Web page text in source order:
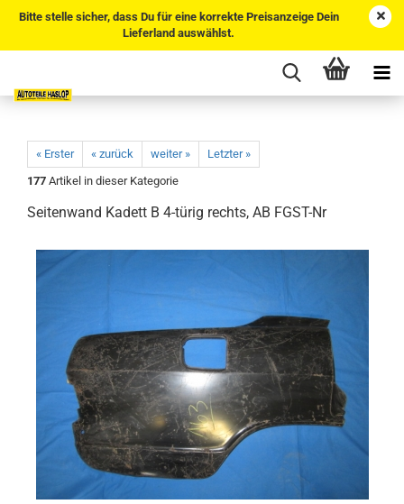
Bitte stelle sicher, dass Du für eine korrekte Preisanzeige Dein
Lieferland auswählst.
« Erster « zurück weiter »
Letzter »
177 Artikel in dieser Kategorie
Seitenwand Kadett B 4-türig rechts, AB FGST-Nr